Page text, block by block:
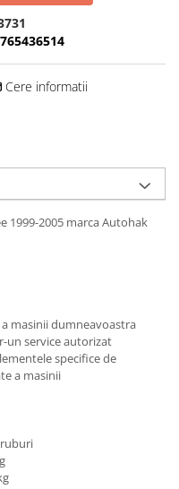
Cere informatii
1999-2005 marca Autohak
masinii dumneavoastra
un service autorizat
specifice de
a masinii